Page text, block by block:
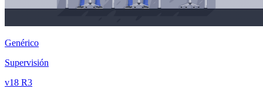
Genérico
Supervisión
v18 R3